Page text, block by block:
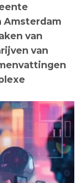
Amsterdam
van
van